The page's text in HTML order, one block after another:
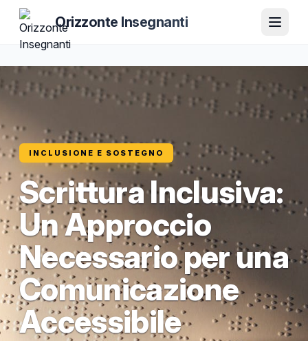
Orizzonte Insegnanti
INCLUSIONE E SOSTEGNO
Scrittura Inclusiva:
Un Approccio
Necessario per una
Comunicazione
Accessibile